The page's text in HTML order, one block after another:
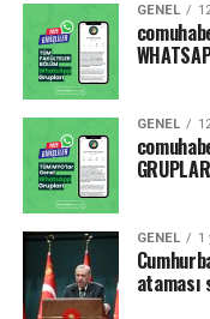
Kaynak: GENEL
GENEL
GENEL 1